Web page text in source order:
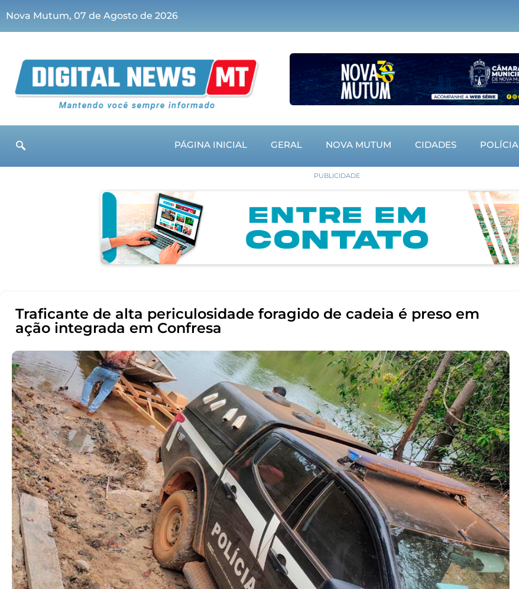
Nova Mutum, 07 de Agosto de 2026
PÁGINA INICIAL GERAL NOVA MUTUM CIDADES POLÍCIA
PUBLICIDADE
Traficante de alta periculosidade foragido de cadeia é preso em
ação integrada em Confresa